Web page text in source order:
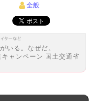
全般
いる。なぜだ。
ャンペーン 国土交通省